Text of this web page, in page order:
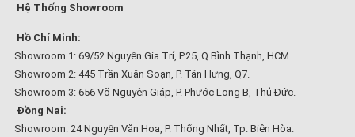
Hệ Thống Showroom
Hồ Chí Minh:
Showroom 1: 69/52 Nguyễn Gia Trí, P.25, Q.Bình Thạnh, HCM.
Showroom 2: 445 Trần Xuân Soạn, P. Tân Hưng, Q7.
Showroom 3: 656 Võ Nguyên Giáp, P. Phước Long B, Thủ Đức.
Đồng Nai:
Showroom: 24 Nguyễn Văn Hoa, P. Thống Nhất, Tp. Biên Hòa.